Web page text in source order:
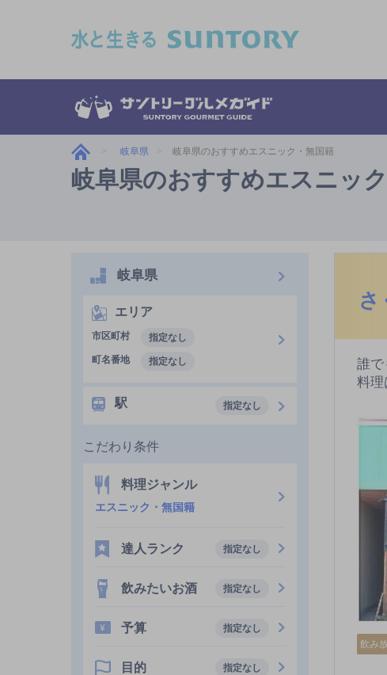
岐阜県 岐阜県のおすすめエスニック・無国籍
岐阜県のおすすめエスニッ
さ
誰で
料
飲み
岐阜県
エリア
市区町村
指定なし
町名番地
指定なし
駅 指定なし
こだわり条件
料理ジャンル
エスニック・無国籍
達人ランク 指定なし
飲みたいお酒 指定なし
予算 指定なし
目的 指定なし